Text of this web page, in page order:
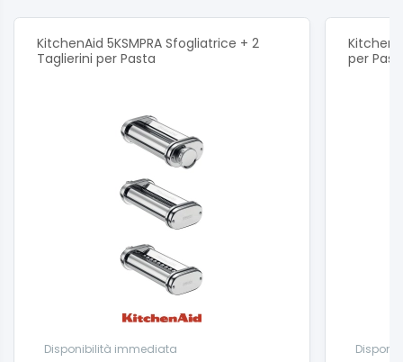
KitchenAid 5KSMPRA Sfogliatrice + 2
Taglierini per Pasta
Disponibilità immediata
per